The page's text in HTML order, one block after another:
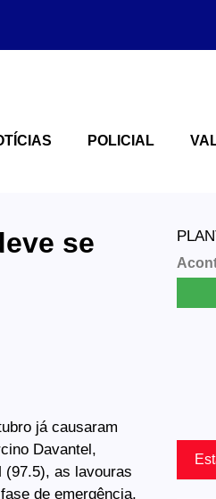
POLICIAL
se
já causaram
Davantel,
(97.5), as lavouras
de emergência,